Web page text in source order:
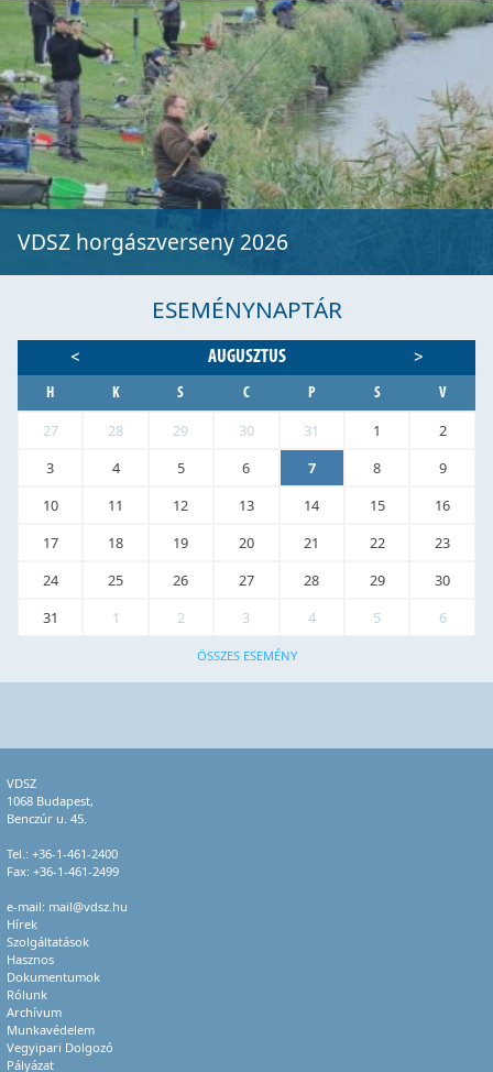
VDSZ horgászverseny 2026
ESEMÉNYNAPTÁR
< AUGUSZTUS >
H K S C P S V
27 28 29 30 31 1
2
3
4 5 6 7 8
9
10
11 12 13 14 15
16
17
18 19 20 21 22
23
24
25 26 27 28 29
30
31
1 2 3 4 5 6
ÖSSZES ESEMÉNY
VDSZ
1068 Budapest,
Benczúr u. 45.
Tel.: +36-1-461-2400
Fax: +36-1-461-2499
e-mail: mail@vdsz.hu
Hírek
Szolgáltatások
Hasznos
Dokumentumok
Rólunk
Archívum
Munkavédelem
Vegyipari Dolgozó
Pályázat